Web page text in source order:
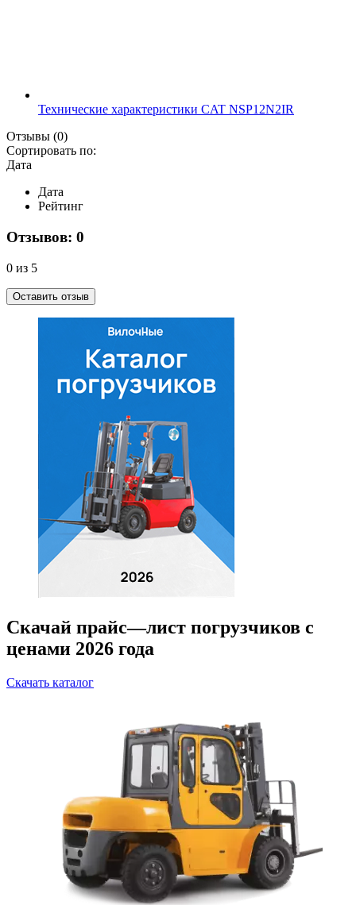
Технические характеристики CAT NSP12N2IR
Отзывы (0)
Сортировать по:
Дата
Дата
Рейтинг
Отзывов: 0
0 из 5
Оставить отзыв
Скачай прайс—лист погрузчиков с
ценами 2026 года
Скачать каталог